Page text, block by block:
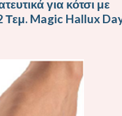
για κότσι με
Τεμ. Magic Hallux